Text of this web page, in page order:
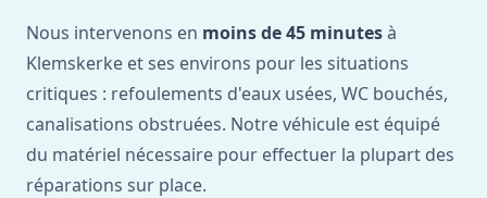
Nous intervenons en moins de 45 minutesà
Klemskerke et ses environs pour les situations
critiques : refoulements d'eaux usées, WC bouchés,
canalisations obstruées. Notre véhicule est équipé
du matériel nécessaire pour effectuer la plupart des
réparations sur place.